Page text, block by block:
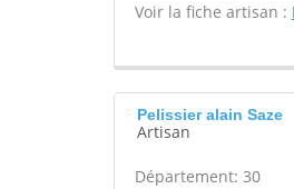
Voir la fiche artisan :
Pelissier alain Saze
Artisan
Département: 30